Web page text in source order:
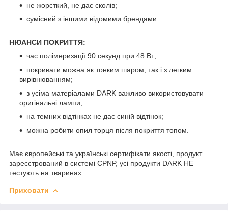
не жорсткий, не дає сколів;
сумісний з іншими відомими брендами.
НЮАНСИ ПОКРИТТЯ:
час полімеризації 90 секунд при 48 Вт;
покривати можна як тонким шаром, так і з легким
вирівнюванням;
з усіма матеріалами DARK важливо використовувати
оригінальні лампи;
на темних відтінках не дає синій відтінок;
можна робити опил торця після покриття топом.
Має європейські та українські сертифікати якості, продукт
зареєстрований в системі CPNP, усі продукти DARK НЕ
тестують на тваринах.
Приховати